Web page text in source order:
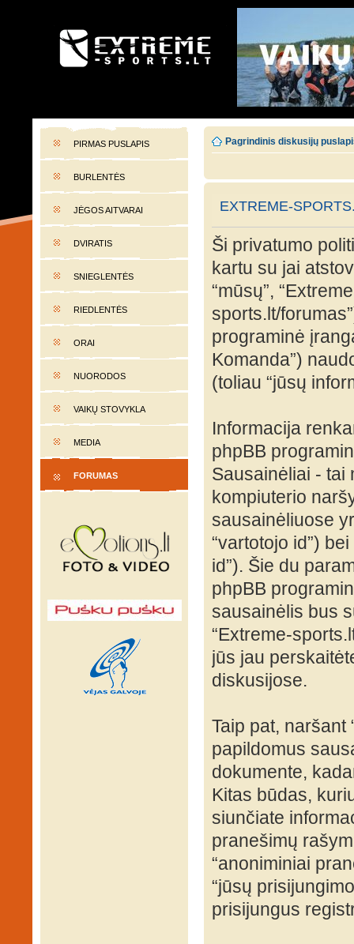
EXTREME-SPORTS.LT
PIRMAS PUSLAPIS
BURLENTĖS
JĖGOS AITVARAI
DVIRATIS
SNIEGLENTĖS
RIEDLENTĖS
ORAI
NUORODOS
VAIKŲ STOVYKLA
MEDIA
FORUMAS
Pagrindinis diskusijų
EXTREME-
Ši privatumo
kartu su jai
“mūsų”,
sports.lt/
programinė
Komanda”)
(toliau “jūsų
Informacija
phpBB
Sausainėliai - tai
kompiuterio
sausainėliuose
“vartotojo id”)
id”). Šie du
phpBB
sausainėlis bus
“Extreme-
jūs jau
diskusijose.
Taip pat, naršant
papildomus
dokumente,
Kitas būdas,
siunčiate
pranešimų
“anoniminiai
“jūsų
prisijungus